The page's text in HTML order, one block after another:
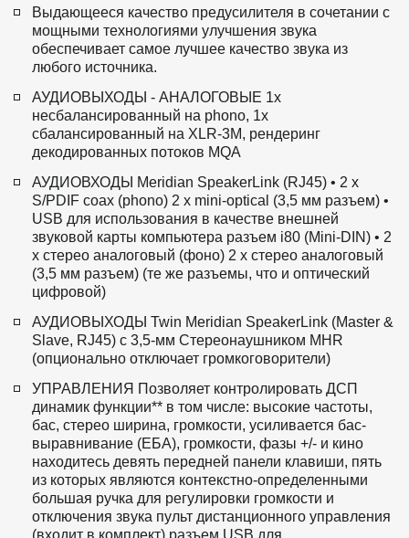
Выдающееся качество предусилителя в сочетании с
мощными технологиями улучшения звука
обеспечивает самое лучшее качество звука из
любого источника.
АУДИОВЫХОДЫ - АНАЛОГОВЫЕ 1x
несбалансированный на phono, 1x
сбалансированный на XLR-3M, рендеринг
декодированных потоков MQA
АУДИОВХОДЫ Meridian SpeakerLink (RJ45) • 2 x
S/PDIF coax (phono) 2 x mini-optical (3,5 мм разъем) •
USB для использования в качестве внешней
звуковой карты компьютера разъем i80 (Mini-DIN) • 2
x стерео аналоговый (фоно) 2 x стерео аналоговый
(3,5 мм разъем) (те же разъемы, что и оптический
цифровой)
АУДИОВЫХОДЫ Twin Meridian SpeakerLink (Master &
Slave, RJ45) с 3,5-мм Стереонаушником MHR
(опционально отключает громкоговорители)
УПРАВЛЕНИЯ Позволяет контролировать ДСП
динамик функции** в том числе: высокие частоты,
бас, стерео ширина, громкости, усиливается бас-
выравнивание (ЕБА), громкости, фазы +/- и кино
находитесь девять передней панели клавиши, пять
из которых являются контекстно-определенными
большая ручка для регулировки громкости и
отключения звука пульт дистанционного управления
(входит в комплект) разъем USB для